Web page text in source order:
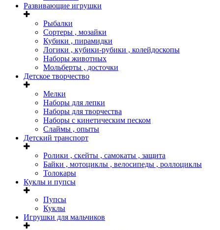
Развивающие игрушки
Рыбалки
Сортеры , мозайки
Кубики , пирамидки
Логики , кубики-рубики , колейдоскопы
Наборы животных
Мольберты , досточки
Детское творчество
Мелки
Наборы для лепки
Наборы для творчества
Наборы с кинетическим песком
Слаймы , опыты
Детский транспорт
Ролики , скейты , самокаты , защита
Байки , мотоциклы , велосипеды , роллоциклы
Толокары
Куклы и пупсы
Пупсы
Куклы
Игрушки для мальчиков